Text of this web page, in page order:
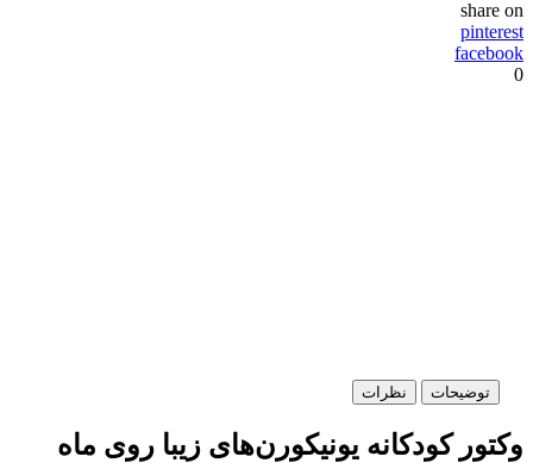
share on
pinterest
facebook
0
توضیحات نظرات
وکتور کودکانه یونیکورن‌های زیبا روی ماه